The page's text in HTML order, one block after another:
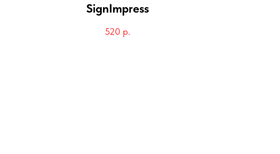
SignImpress
520 р.